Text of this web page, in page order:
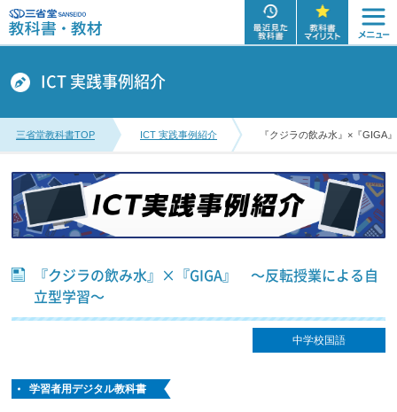
ICT 実践事例紹介
三省堂教科書TOP ICT 実践事例紹介 『クジラの飲み水』×『
『クジラの飲み水』×『GIGA』 〜反転授業による自
立型学習〜
中学校国語
学習者用デジタル教科書